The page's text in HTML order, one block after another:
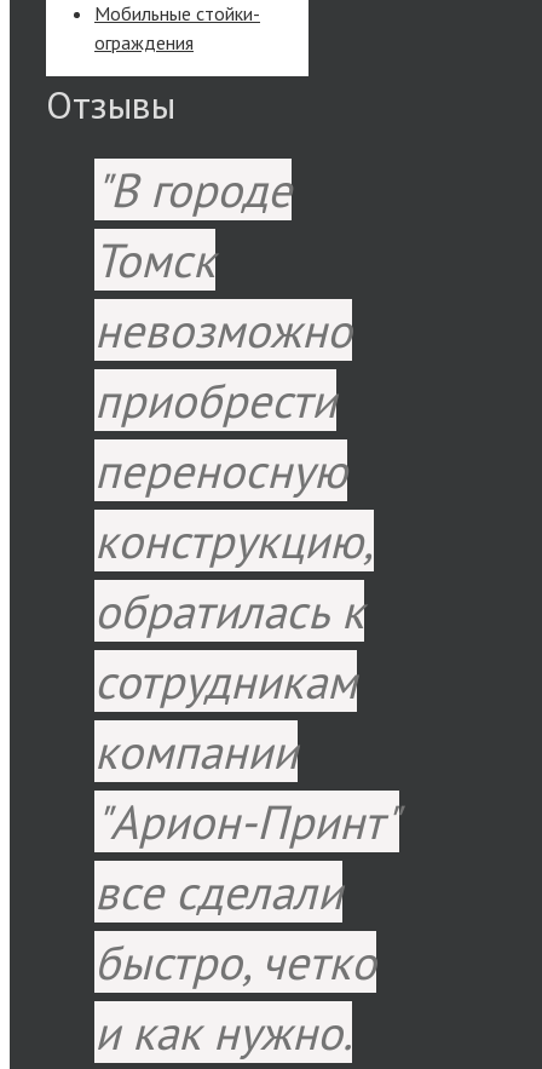
Мобильные стойки-
ограждения
Отзывы
В городе
Томск
невозможно
приобрести
переносную
конструкцию,
обратилась к
сотрудникам
компании
"Арион-Принт"
все сделали
быстро, четко
и как нужно.